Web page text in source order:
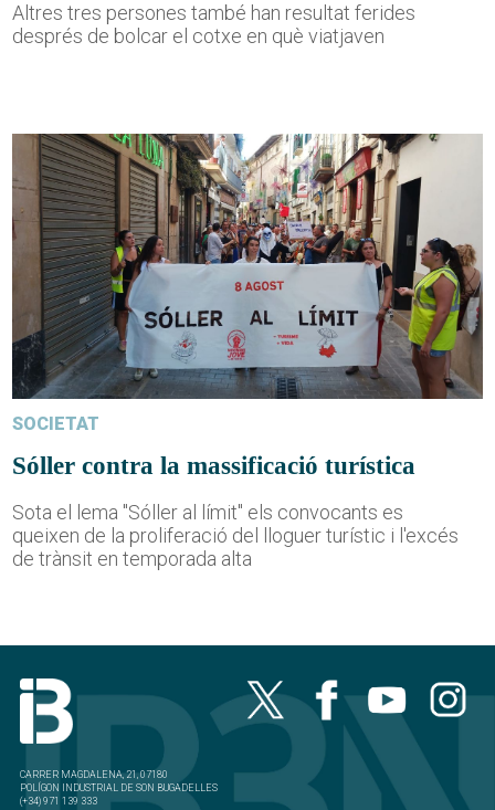
Altres tres persones també han resultat ferides
després de bolcar el cotxe en què viatjaven
SOCIETAT
Sóller contra la massificació turística
Sota el lema "Sóller al límit" els convocants es
queixen de la proliferació del lloguer turístic i l'excés
de trànsit en temporada alta
CARRER MAGDALENA, 21, 07180
POLÍGON INDUSTRIAL DE SON BUGADELLES
(+34) 971 139 333